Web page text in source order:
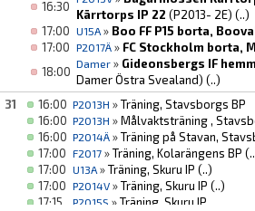
16:30
Kärrtorps IP 22 (P2013- 2E) (..)
17:00 U15A » Boo FF P15 borta,
17:00 P2017Ä » FC Stockholm borta,
18:00
Damer » Gideonsbergs IF
Damer Östra Svealand) (..)
31 16:00 P2013H »Träning, Stavsborgs BP
16:00 P2013H »Målvaktsträning ,
16:00 P2014Ä »Träning på Stavan,
17:00 F2017 »Träning, Kolarängens BP
17:00 U13A »Träning, Skuru IP (..)
17:00 P2014V »Träning, Skuru IP (..)
17:15
P2015S »Träning, Skuru IP